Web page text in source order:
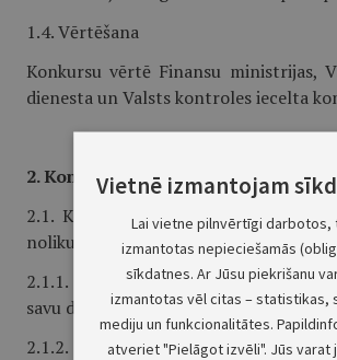
1.4. Vērtēšana
Konkursu vērtē Finansu ministrijas,
dienesta un Valsts kontroles iecelta
2. Konkursa nosacījumi
2.1. Katrs no konkursa
nolikumu iesniedz:
2.1.1. pieteikumu, kurā norādītas
savu darbību atbilstoši šī nolikuma
2.1.2. piedāvājamo pakalpojumu
Vietnē izmantojam
Lai vietne pilnvērtīgi darbotos,
izmantotas nepieciešamās
sīkdatnes. Ar Jūsu piekrišanu
izmantotas vēl citas – statistikas,
mediju un funkcionalitātes.
atveriet "Pielāgot izvēli". Jūs varat